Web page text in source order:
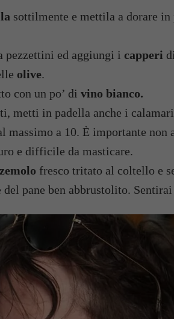
sottilmente e mettila a dorare in
pezzettini ed aggiungi i capperi
olive.
con un po’ di vino bianco.
metti in padella anche i
massimo a 10. È importante non
e difficile da masticare.
fresco tritato al coltello e
pane ben abbrustolito.